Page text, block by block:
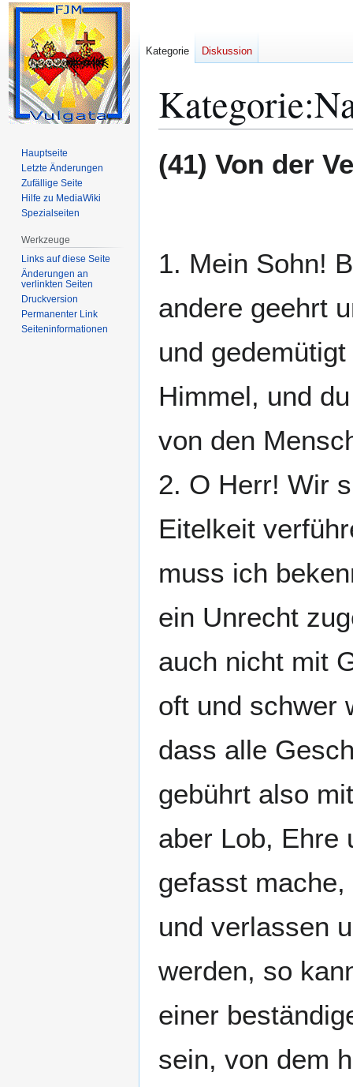
Kategorie:
Navigation
Suche
(41) Von der
1. Mein Sohn!
andere geehrt
und
Himmel, und
von den
2. O Herr! Wir
Eitelkeit
muss ich
ein Unrecht
auch nicht mit
oft und schwer
dass alle
gebührt also
aber Lob, Ehre
gefasst
und verlassen
werden, so
einer
sein, von dem
Kategorie Diskussion
Hauptseite
Letzte Änderungen
Zufällige Seite
Hilfe zu MediaWiki
Spezialseiten
Werkzeuge
Links auf diese Seite
Änderungen an
verlinkten Seiten
Druckversion
Permanenter Link
Seiten­­informationen